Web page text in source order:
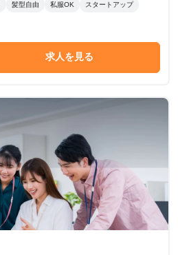
髪型自由 私服OK スタートアップ
求人を見る